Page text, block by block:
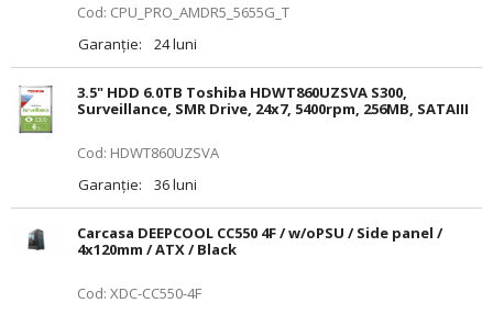
Cod: CPU_PRO_AMDR5_5655G_T
Garanție:
24 luni
3.5" HDD 6.0TB Toshiba HDWT860UZSVA S300,
Surveillance, SMR Drive, 24x7, 5400rpm, 256MB, SATAIII
Cod: HDWT860UZSVA
Garanție:
36 luni
Carcasa DEEPCOOL CC550 4F / w/oPSU / Side panel /
4x120mm / ATX / Black
Cod: XDC-CC550-4F